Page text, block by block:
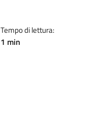
Tempo di lettura:
1 min